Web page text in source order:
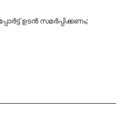
ഉടന്‍ സമര്‍പ്പിക്കണം;